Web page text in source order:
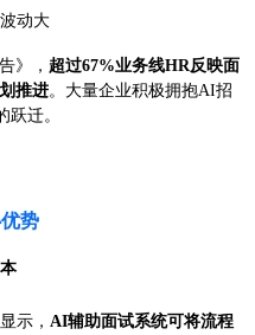
动大
》， 超过67%业务线HR反映面
推进。大量企业积极拥抱AI招
跃迁。
势
示， AI辅助面试系统可将流程